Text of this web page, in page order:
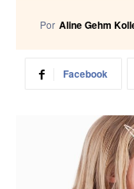
Por Aline Gehm
Facebook